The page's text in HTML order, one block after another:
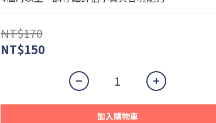
NT$170
NT$150
加入購物車